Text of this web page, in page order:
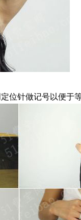
位针做记号以便于等